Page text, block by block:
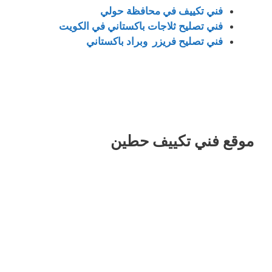
فني تكييف في محافظة حولي
فني تصليح ثلاجات باكستاني في الكويت
فني تصليح فريزر وبراد باكستاني
موقع فني تكييف حطين